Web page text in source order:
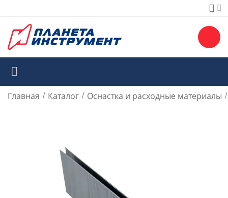
Главная / Каталог / Оснастка и расходные материалы /